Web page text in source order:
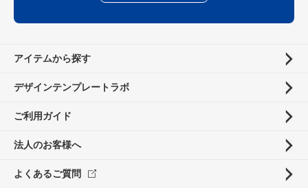
アイテムから探す
デザインテンプレートラボ
ご利用ガイド
法人のお客様へ
よくあるご質問